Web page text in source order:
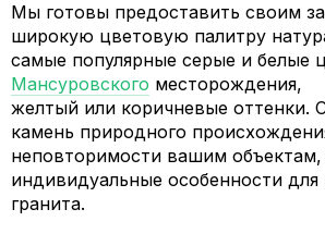
Мы готовы предоставить своим
широкую цветовую палитру
самые популярные серые и белые
Мансуровского месторождения,
желтый или коричневые оттенки.
камень природного
неповторимости вашим
индивидуальные особенности
гранита.